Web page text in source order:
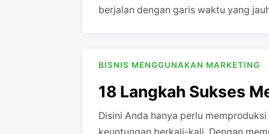
berjalan dengan garis waktu yang
BISNIS MENGGUNAKAN MARKETING
18 Langkah Sukses
Disini Anda hanya perlu